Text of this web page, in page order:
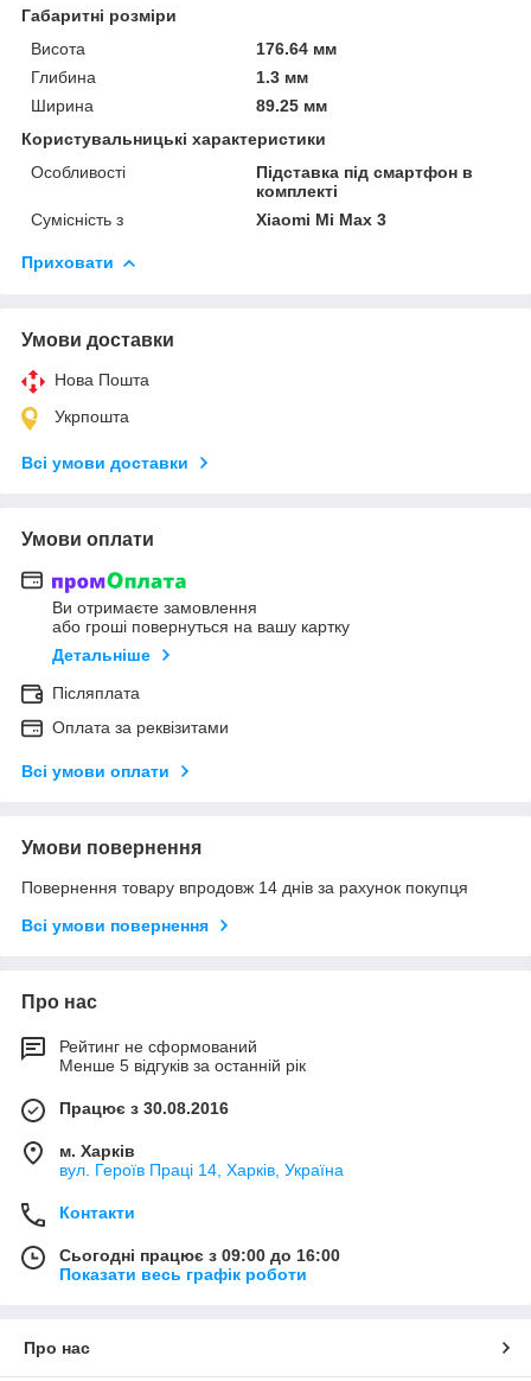
Габаритні розміри
Висота
176.64 мм
Глибина
1.3 мм
Ширина
89.25 мм
Користувальницькі характеристики
Особливості
Підставка під смартфон в
комплекті
Сумісність з
Xiaomi Mi Max 3
Приховати
Умови доставки
Нова Пошта
Укрпошта
Всі умови доставки
Умови оплати
Ви отримаєте замовлення
або гроші повернуться на вашу картку
Детальніше
Післяплата
Оплата за реквізитами
Всі умови оплати
Умови повернення
Повернення товару впродовж 14 днів за рахунок покупця
Всі умови повернення
Про нас
Рейтинг не сформований
Менше 5 відгуків за останній рік
Працює з 30.08.2016
м. Харків
вул. Героїв Праці 14, Харків, Україна
Контакти
Сьогодні працює з 09:00 до 16:00
Показати весь графік роботи
Про нас